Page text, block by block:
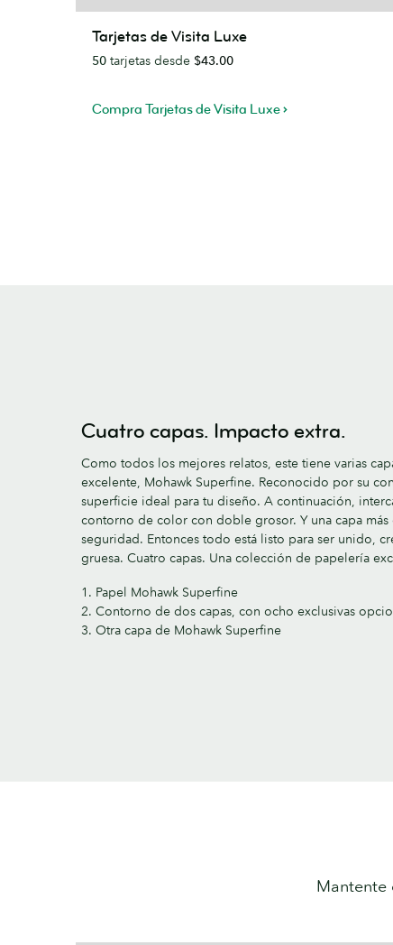
Visita
Tarjetas de Visita Luxe
50 tarjetas desde $43.00
Compra Tarjetas de Visita Luxe
Cuatro capas. Impacto extra.
Como todos los mejores relatos, este tiene varias
excelente, Mohawk Superfine. Reconocido por su
superficie ideal para tu diseño. A continuación,
contorno de color con doble grosor. Y una capa
seguridad. Entonces todo está listo para ser unido,
gruesa. Cuatro capas. Una colección de papelería
1. Papel Mohawk Superfine
2. Contorno de dos capas, con ocho exclusivas
3. Otra capa de Mohawk Superfine
Mantente